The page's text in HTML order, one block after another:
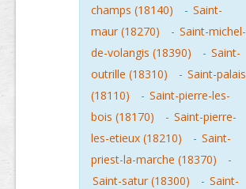
champs (18140)
- Saint-
maur (18270)
- Saint-michel-
de-volangis (18390)
- Saint-
outrille (18310)
- Saint-palais
(18110)
- Saint-pierre-les-
bois (18170)
- Saint-pierre-
les-etieux (18210)
- Saint-
priest-la-marche (18370)
-
Saint-satur (18300)
- Saint-